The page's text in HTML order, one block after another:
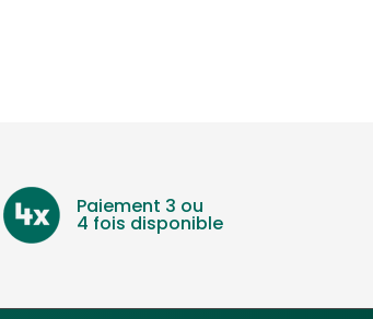
Paiement 3 ou
4 fois disponible